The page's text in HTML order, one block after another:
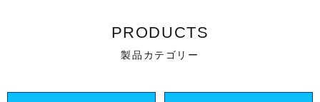
PRODUCTS
製品カテゴリー